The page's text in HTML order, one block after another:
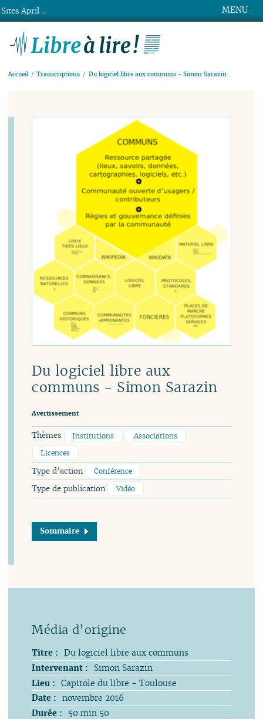
MENU
Accueil Transcriptions Du logiciel libre aux communs - Simon Sarazin
Du logiciel libre aux
communs - Simon Sarazin
Avertissement
Thèmes Institutions
Associations
Licences
Type d’action Conférence
Type de publication Vidéo
Sommaire
Titre : Du logiciel libre aux communs
Intervenant :
Simon Sarazin
Lieu : Capitole du libre - Toulouse
Date : novembre 2016
Durée :
50 min 50
Sites April ...